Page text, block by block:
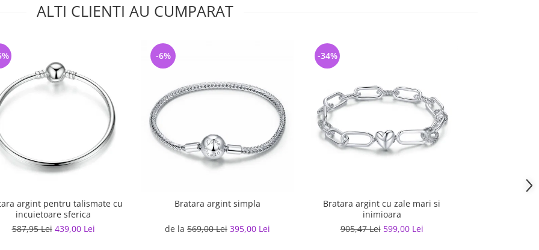
ALTI CLIENTI AU CUMPARAT
argint pentru talismate cu
incuietoare sferica
587,95 Lei 439,00 Lei
Bratara argint simpla
de la 569,00 Lei 395,00 Lei
-6%
Bratara argint cu zale mari si
inimioara
905,47 Lei 599,00 Lei
-34%